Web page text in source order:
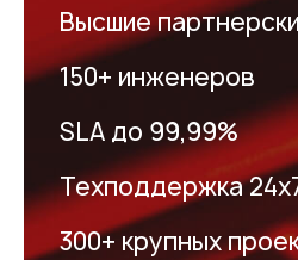
Высшие
150+ инженеров
SLA до 99,99%
Техподдержка
300+ крупных